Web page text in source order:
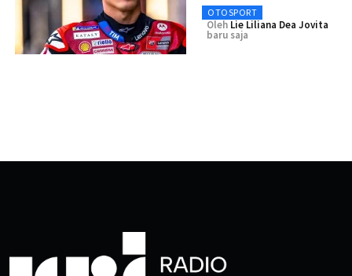
OTOSPORT
Oleh Lie Liliana Dea Jovita
baru saja